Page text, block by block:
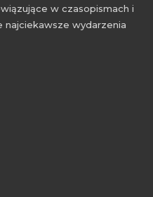
w czasopismach i
najciekawsze wydarzenia